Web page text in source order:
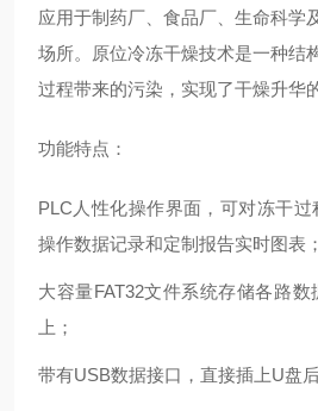
应用于制药厂、食品厂、生命科学
场所。原位冷冻干燥技术是一种结
过程带来的污染，实现了干燥升华
功能特点：
PLC人性化操作界面，可对冻干
操作数据记录和定制报告实时图表；
大容量FAT32文件系统存储各路
上；
带有USB数据接口，直接插上U盘